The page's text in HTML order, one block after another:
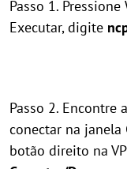
Passo 1.
Executar, digite
Passo 2. Encontre
conectar na janela
botão direito na